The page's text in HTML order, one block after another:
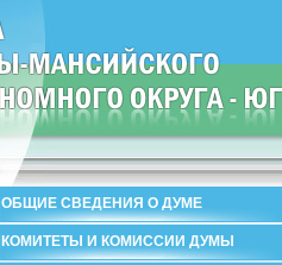
ОБЩИЕ СВЕДЕНИЯ О ДУМЕ
КОМИТЕТЫ И КОМИССИИ ДУМЫ